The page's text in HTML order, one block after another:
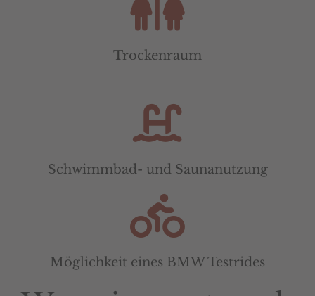
Trockenraum
Schwimmbad- und Saunanutzung
Möglichkeit eines BMW Testrides